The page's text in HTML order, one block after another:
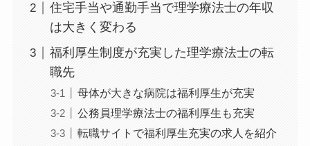
住宅手当や通勤手当で理学療法士の年収
は大きく変わる
福利厚生制度が充実した理学療法士の転
職先
母体が大きな病院は福利厚生が充実
公務員理学療法士の福利厚生も充実
転職サイトで福利厚生充実の求人を紹介